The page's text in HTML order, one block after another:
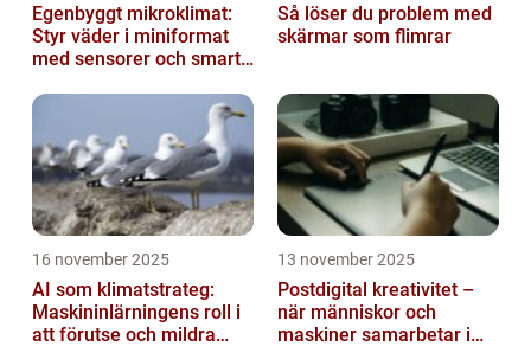
Egenbyggt mikroklimat:
Styr väder i miniformat
med sensorer och smarta
Så löser du problem med
skärmar som flimrar
16 november 2025
AI som klimatstrateg:
Maskininlärningens roll i
att förutse och mildra
13 november 2025
Postdigital kreativitet –
när människor och
maskiner samarbetar i